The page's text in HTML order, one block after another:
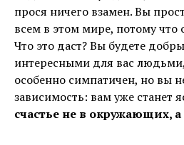
прося ничего взамен. Вы
всем в этом мире, потому что
Что это даст? Вы будете
интересными для вас
особенно симпатичен, но вы
зависимость: вам уже станет
счастье не в окружающих,